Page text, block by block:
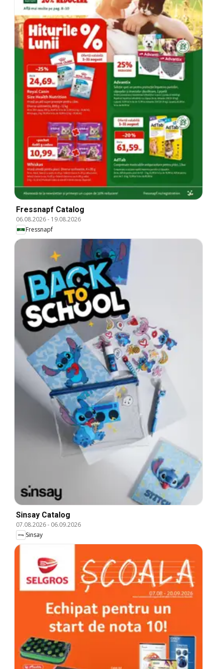
Fressnapf Catalog
06.08.2026- 19.08.2026
Fressnapf
Sinsay Catalog
07.08.2026- 06.09.2026
Sinsay